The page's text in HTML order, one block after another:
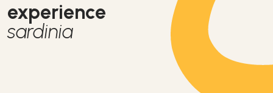
experience
sardinia